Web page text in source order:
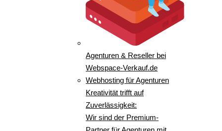
Agenturen & Reseller bei
Webspace-Verkauf.de
Webhosting für Agenturen
Kreativität trifft auf
Zuverlässigkeit:
Wir sind der Premium-